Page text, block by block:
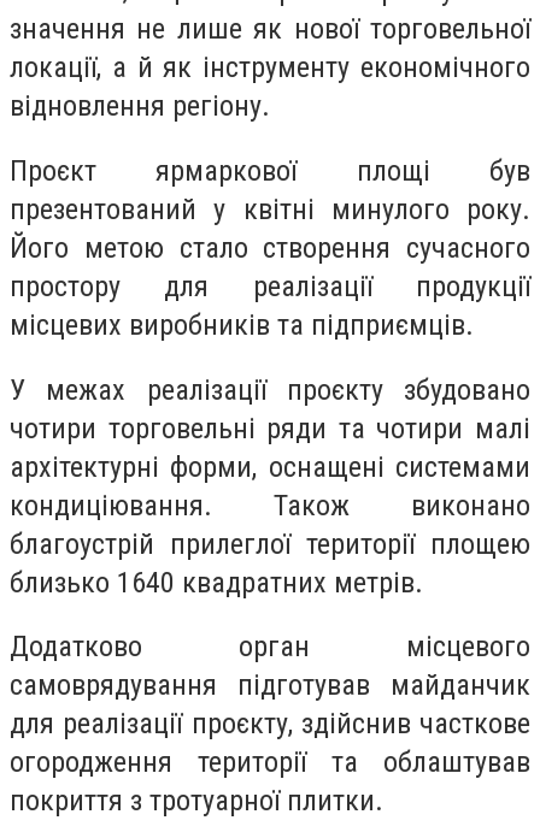
значення не лише як нової торговельної
локації, а й як інструменту економічного
відновлення регіону.
Проєкт ярмаркової площі був
презентований у квітні минулого року.
Його метою стало створення сучасного
простору для реалізації продукції
місцевих виробників та підприємців.
У межах реалізації проєкту збудовано
чотири торговельні ряди та чотири малі
архітектурні форми, оснащені системами
кондиціювання. Також виконано
благоустрій прилеглої території площею
близько 1640 квадратних метрів.
Додатково орган місцевого
самоврядування підготував майданчик
для реалізації проєкту, здійснив часткове
огородження території та облаштував
покриття з тротуарної плитки.